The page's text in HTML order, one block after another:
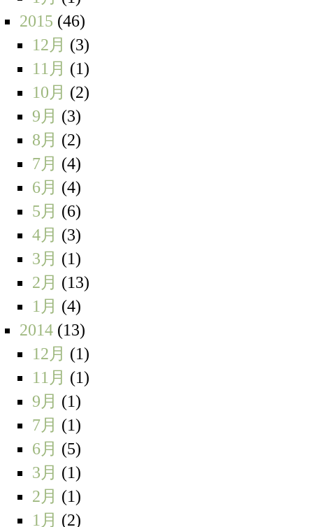
2015 (46)
12月 (3)
11月 (1)
10月 (2)
9月 (3)
8月 (2)
7月 (4)
6月 (4)
5月 (6)
4月 (3)
3月 (1)
2月 (13)
1月 (4)
2014 (13)
12月 (1)
11月 (1)
9月 (1)
7月 (1)
6月 (5)
3月 (1)
2月 (1)
1月 (2)